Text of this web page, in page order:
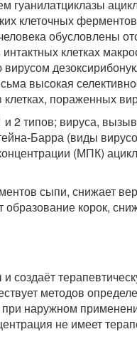
гуанилатциклазы
клеточных
обусловлены
клетках
высокая
пораженных
2 типов; вируса,
Барра (виды
(МПК)
сыпи, снижает
корок,
создаёт
методов
наружном
не имеет